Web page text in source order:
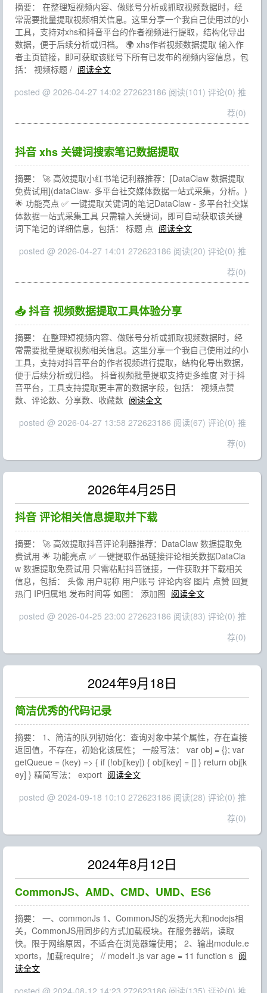
摘要： 在整理短视频内容、做账号分析或抓取视频数据时，经
常需要批量提取视频相关信息。这里分享一个我自己使用过的小
工具，支持对xhs和抖音平台的作者视频进行提取，结构化导出
数据，便于后续分析或归档。 🌍 xhs作者视频数据提取 输入作
者主页链接，即可获取该账号下所有已发布的视频内容信息，包
括： 视频标题 / 阅读全文
posted @ 2026-04-27 14:02 272623186 阅读(101) 评论(0) 推
荐(0)
抖音 xhs 关键词搜索笔记数据提取
摘要： 🚀 高效提取小红书笔记利器推荐：[DataClaw 数据提取
免费试用](dataClaw- 多平台社交媒体数据一站式采集，分析。)
🌟 功能亮点 ✅ 一键提取关键词的笔记DataClaw - 多平台社交媒
体数据一站式采集工具 只需输入关键词，即可自动获取该关键
词下笔记的详细信息，包括： 标题 点 阅读全文
posted @ 2026-04-27 14:01 272623186 阅读(20) 评论(0) 推
荐(0)
📥 抖音 视频数据提取工具体验分享
摘要： 在整理短视频内容、做账号分析或抓取视频数据时，经
常需要批量提取视频相关信息。这里分享一个我自己使用过的小
工具，支持对抖音平台的作者视频进行提取，结构化导出数据，
便于后续分析或归档。 抖音视频批量提取支持更多维度 对于抖
音平台，工具支持提取更丰富的数据字段，包括： 视频点赞
数、评论数、分享数、收藏数 阅读全文
posted @ 2026-04-27 13:58 272623186 阅读(67) 评论(0) 推
荐(0)
2026年4月25日
抖音 评论相关信息提取并下载
摘要： 🚀 高效提取抖音评论利器推荐：DataClaw 数据提取免
费试用 🌟 功能亮点 ✅ 一键提取作品链接评论相关数据DataCla
w 数据提取免费试用 只需粘贴抖音链接，一件获取并下载相关
信息，包括： 头像 用户昵称 用户账号 评论内容 图片 点赞 回复
热门 IP归属地 发布时间等 如图： 添加图 阅读全文
posted @ 2026-04-25 23:00 272623186 阅读(83) 评论(0) 推
荐(0)
2024年9月18日
简洁优秀的代码记录
摘要： 1、简洁的队列初始化：查询对象中某个属性，存在直接
返回值，不存在，初始化该属性； 一般写法： var obj = {}; var
getQueue = (key) => { if (!obj[key]) { obj[key] = [] } return obj[k
ey] } 精简写法： export 阅读全文
posted @ 2024-09-18 10:10 272623186 阅读(28) 评论(0) 推
荐(0)
2024年8月12日
CommonJS、AMD、CMD、UMD、ES6
摘要： 一、commonJs 1、CommonJS的发扬光大和nodejs相
关，CommonJS用同步的方式加载模块。在服务器端，读取
快。限于网络原因，不适合在浏览器端使用； 2、输出module.e
xports，加载require； // model1.js var age = 11 function s 阅
读全文
posted @ 2024-08-12 14:23 272623186 阅读(135) 评论(0) 推